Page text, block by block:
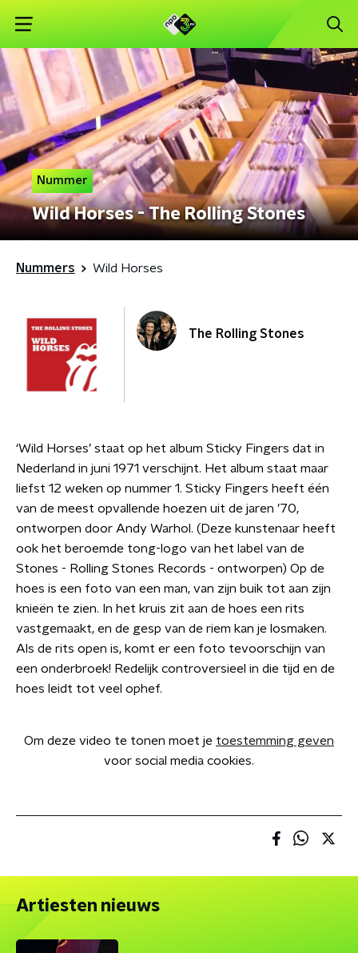
Nummer
Wild Horses - The Rolling Stones
Nummers Wild Horses
The Rolling Stones
‘Wild Horses’ staat op het album Sticky Fingers dat in
Nederland in juni 1971 verschijnt. Het album staat maar
liefst 12 weken op nummer 1. Sticky Fingers heeft één
van de meest opvallende hoezen uit de jaren ’70,
ontworpen door Andy Warhol. (Deze kunstenaar heeft
ook het beroemde tong-logo van het label van de
Stones - Rolling Stones Records - ontworpen) Op de
hoes is een foto van een man, van zijn buik tot aan zijn
knieën te zien. In het kruis zit aan de hoes een rits
vastgemaakt, en de gesp van de riem kan je losmaken.
Als de rits open is, komt er een foto tevoorschijn van
een onderbroek! Redelijk controversieel in die tijd en de
hoes leidt tot veel ophef.
Om deze video te tonen moet je toestemming geven
voor social media cookies.
Artiesten nieuws